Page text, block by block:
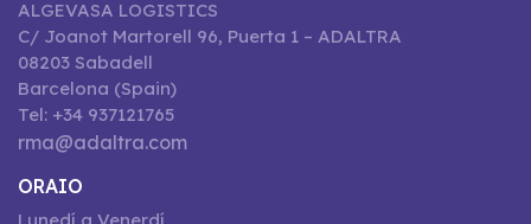
ALGEVASA LOGISTICS
C/ Joanot Martorell 96, Puerta 1 – ADALTRA
08203 Sabadell
Barcelona (Spain)
Tel: +34 937121765
rma@adaltra.com
ORAIO
Lunedí a Venerdí